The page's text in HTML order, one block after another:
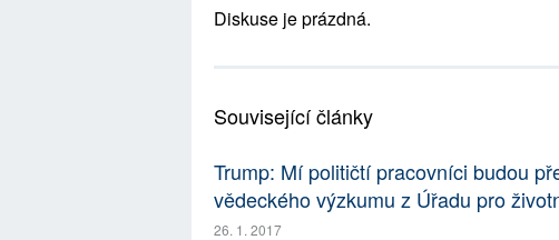
Diskuse je prázdná.
Související články
Trump: Mí političtí pracovníci budou
vědeckého výzkumu z Úřadu pro
26. 1. 2017